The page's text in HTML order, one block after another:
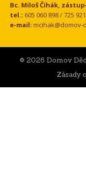
Bc. Miloš Čihák,
tel.: 605 060 898 / 725
e-mail: mcihak@domov-
© 2026 Domov
Zásady